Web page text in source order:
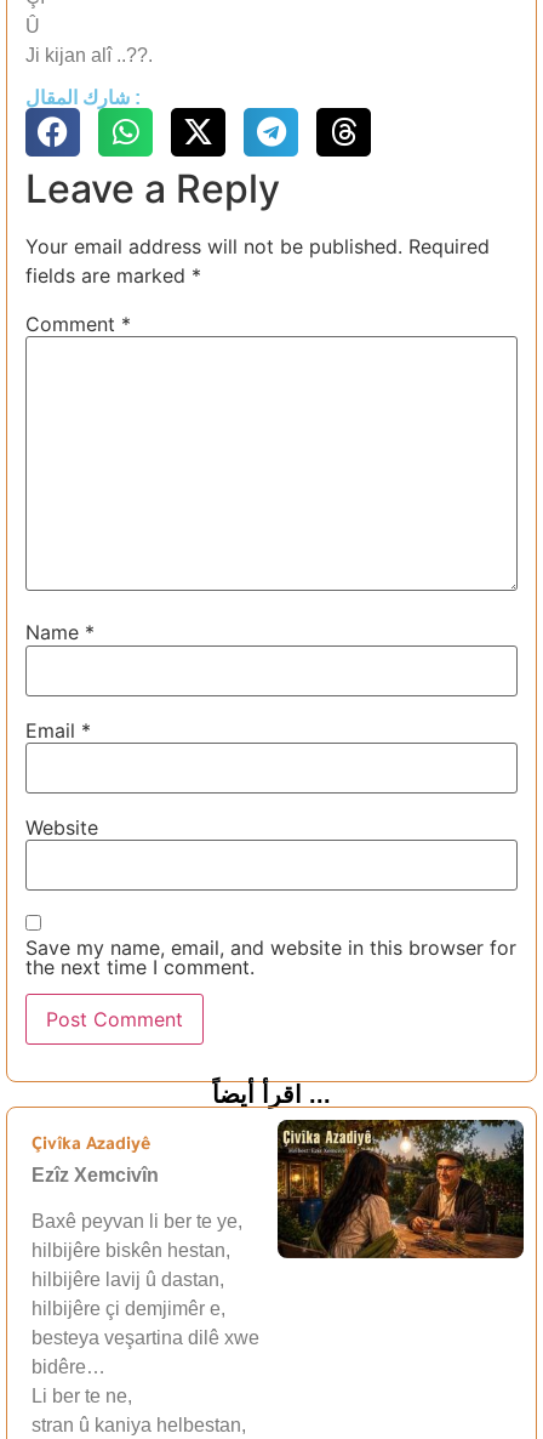
Û
Ji kijan alî ..??.
شارك المقال :
Leave a Reply
Your email address will not be published. Required
fields are marked *
Comment *
Name *
Email *
Website
Save my name, email, and website in this browser for
the next time I comment.
اقرأ أيضاً ...
Çivîka Azadiyê
Ezîz Xemcivîn
Baxê peyvan li ber te ye,
hilbijêre biskên hestan,
hilbijêre lavij û dastan,
hilbijêre çi demjimêr e,
besteya veşartina dilê xwe
bidêre…
Li ber te ne,
stran û kaniya helbestan,